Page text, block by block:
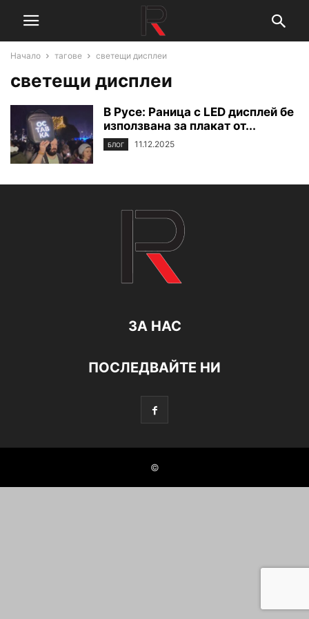
Начало тагове светещи дисплеи
светещи дисплеи
В Русе: Раница с LED дисплей бе
използвана за плакат от...
БЛОГ 11.12.2025
ЗА НАС
ПОСЛЕДВАЙТЕ НИ
©